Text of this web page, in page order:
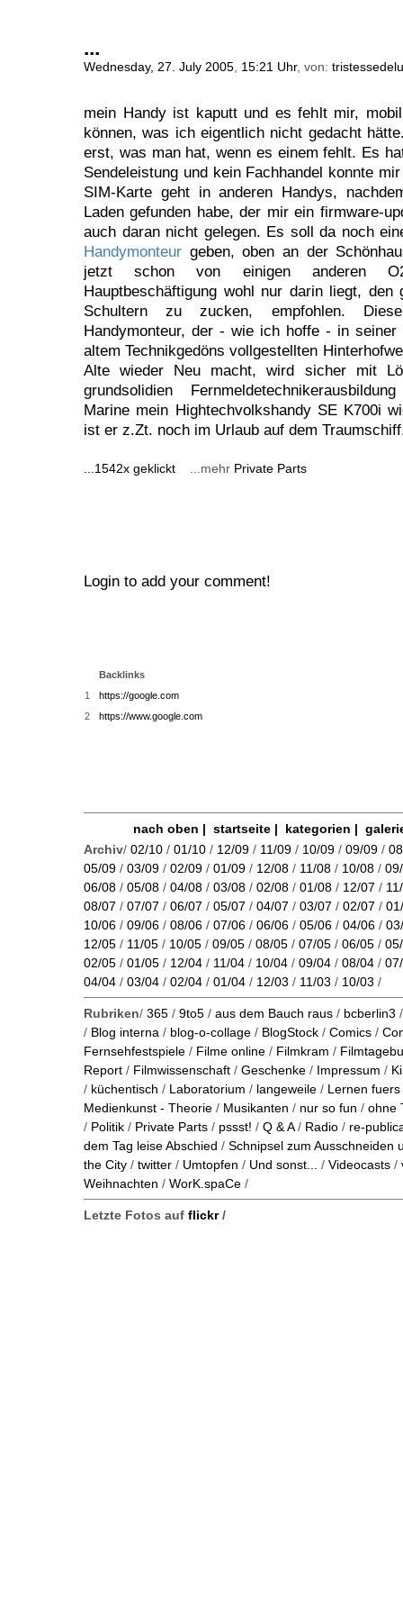
...
Wednesday, 27. July 2005, 15:21 Uhr, von:
mein Handy ist kaputt und es fehlt mir,
können, was ich eigentlich nicht gedacht
erst, was man hat, wenn es einem fehlt. Es
Sendeleistung und kein Fachhandel konnte
SIM-Karte geht in anderen Handys,
Laden gefunden habe, der mir ein firmware-
auch daran nicht gelegen. Es soll da noch
Handymonteur geben, oben an der
jetzt schon von einigen anderen
Hauptbeschäftigung wohl nur darin liegt, den
Schultern zu zucken, empfohlen.
Handymonteur, der - wie ich hoffe - in
altem Technikgedöns vollgestellten
Alte wieder Neu macht, wird sicher mit
grundsolidien
Marine mein Hightechvolkshandy SE K700i
ist er z.Zt. noch im Urlaub auf dem
...1542x geklickt ...mehr Private Parts
Login to add your comment!
Backlinks
1
https://google.com
2
https://www.google.com
nach oben | startseite| kategorien |
Archiv/ 02/10 / 01/10 / 12/09 / 11/09 / 10/09 / 09/09 /
05/09 / 03/09 / 02/09 / 01/09 / 12/08 / 11/08 / 10/08 /
06/08 / 05/08 / 04/08 / 03/08 / 02/08 / 01/08 / 12/07 /
08/07 / 07/07 / 06/07 / 05/07 / 04/07 / 03/07 / 02/07 /
10/06 / 09/06 / 08/06 / 07/06 / 06/06 / 05/06 / 04/06 /
12/05 / 11/05 / 10/05 / 09/05 / 08/05 / 07/05 / 06/05 /
02/05 / 01/05 / 12/04 / 11/04 / 10/04 / 09/04 / 08/04 /
04/04 / 03/04 / 02/04 / 01/04 / 12/03 / 11/03 / 10/03 /
Rubriken/ 365 / 9to5 / aus dem Bauch raus / bcberlin3
/ Blog interna / blog-o-collage / BlogStock / Comics /
Fernsehfestspiele / Filme online / Filmkram /
Report / Filmwissenschaft / Geschenke / Impressum /
/ küchentisch / Laboratorium / langeweile / Lernen
Medienkunst - Theorie / Musikanten / nur so fun / ohne
/ Politik / Private Parts / pssst! / Q & A/ Radio / re-
dem Tag leise Abschied / Schnipsel zum Ausschneiden
the City / twitter / Umtopfen / Und sonst... / Videocasts /
Weihnachten / WorK.spaCe /
Letzte Fotos auf flickr/